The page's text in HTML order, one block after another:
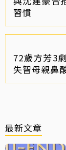
習慣
72歲方芳3
失智母親鼻
最新文章